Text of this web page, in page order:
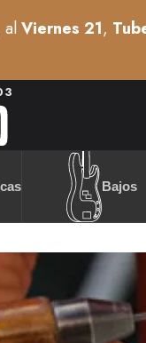
alViernes 21,
Bajos